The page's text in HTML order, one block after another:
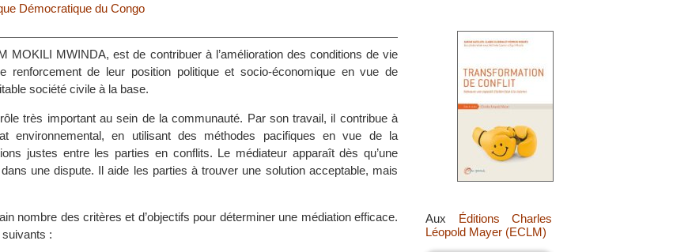
Aux Éditions Charles
Léopold Mayer (ECLM)
Démocratique du Congo
MOKILI MWINDA, est de contribuer à l’amélioration des conditions de vie
renforcement de leur position politique et socio-économique en vue de
société civile à la base.
très important au sein de la communauté. Par son travail, il contribue à
environnemental, en utilisant des méthodes pacifiques en vue de la
justes entre les parties en conflits. Le médiateur apparaît dès qu’une
une dispute. Il aide les parties à trouver une solution acceptable, mais
nombre des critères et d’objectifs pour déterminer une médiation efficace.
suivants :